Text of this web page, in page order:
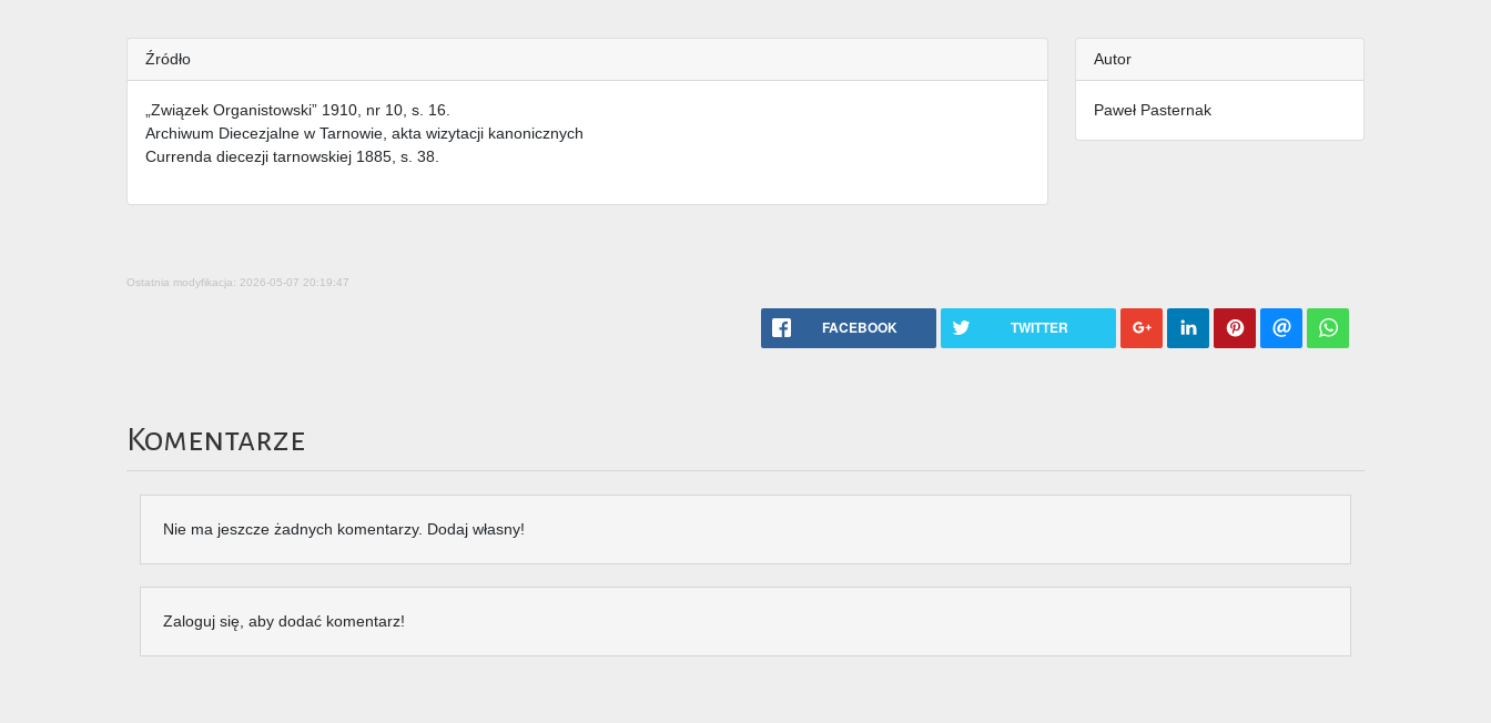
Źródło
„Związek Organistowski” 1910, nr 10, s. 16.
Archiwum Diecezjalne w Tarnowie, akta wizytacji kanonicznych
Currenda diecezji tarnowskiej 1885, s. 38.
Autor
Paweł Pasternak
Ostatnia modyfikacja: 2026-05-07 20:19:47
FACEBOOK TWITTER
Komentarze
Nie ma jeszcze żadnych komentarzy. Dodaj własny!
Zaloguj się, aby dodać komentarz!